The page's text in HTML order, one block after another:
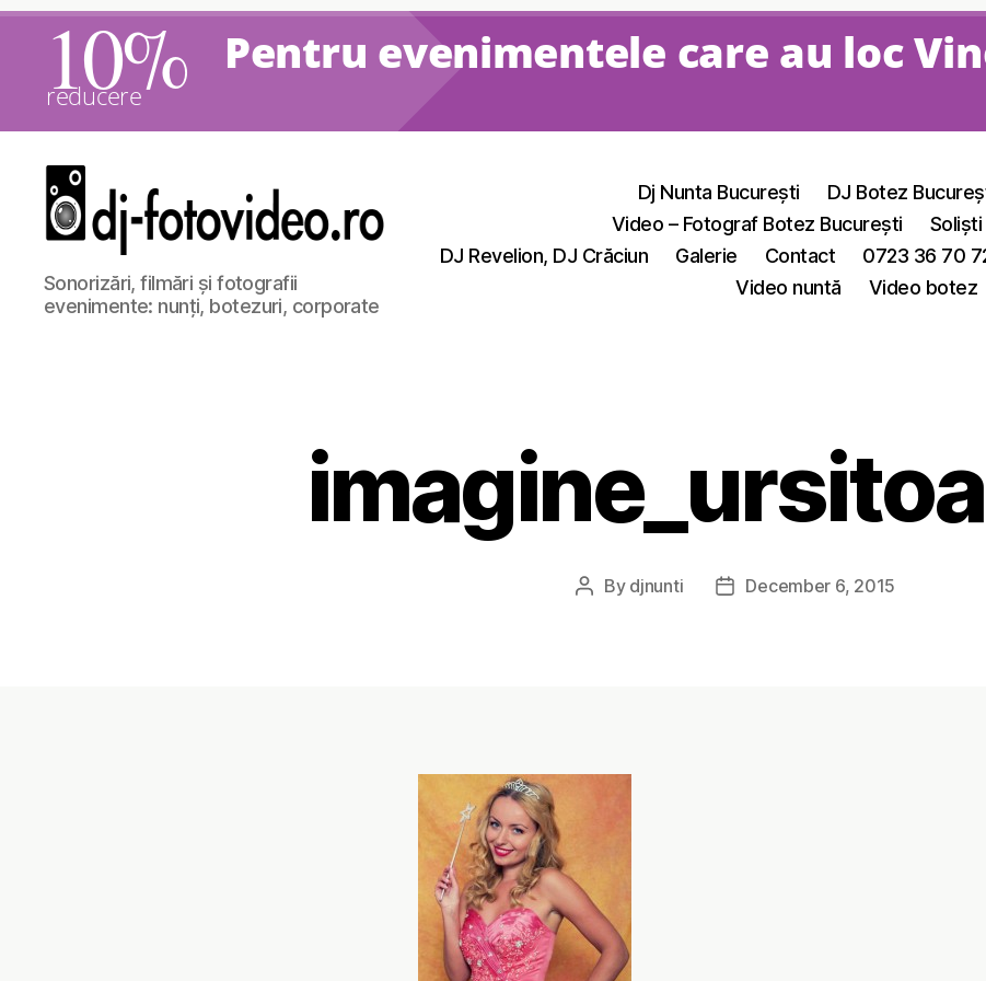
Pentru evenimentele care au loc
reducere
10%
DJ
Nunti,
Foto
Sonorizări, filmări și fotografii
evenimente: nunți, botezuri, corporate
Dj Nunta București DJ Botez
Video – Fotograf Botez București
DJ Revelion, DJ Crăciun
Galerie Contact 0723 36 70
Video nuntă
Video botez
Post
By djnunti
PostDecember 6, 2015